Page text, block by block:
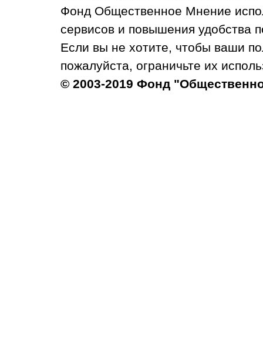
Фонд Общественное Мнение
сервисов и повышения удобства
Если вы не хотите, чтобы ваши
пожалуйста, ограничьте их
© 2003-2019 Фонд